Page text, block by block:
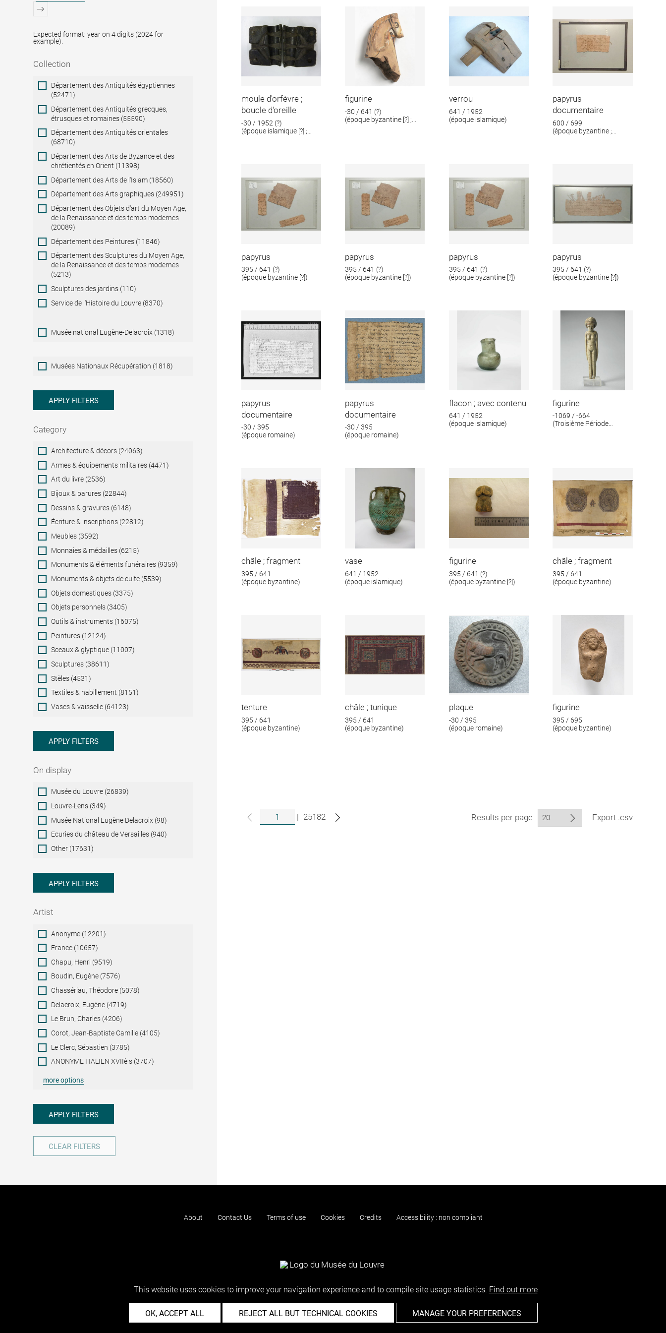
Expected format: year on 4 digits (2024 for
example).
Collection
Collection
Département des Antiquités égyptiennes
(52471)
Département des Antiquités grecques,
étrusques et romaines (55590)
Département des Antiquités orientales
(68710)
Département des Arts de Byzance et des
chrétientés en Orient (11398)
Département des Arts de l'Islam (18560)
Département des Arts graphiques (249951)
Département des Objets d'art du Moyen Age,
de la Renaissance et des temps modernes
(20089)
Département des Peintures (11846)
Département des Sculptures du Moyen Age,
de la Renaissance et des temps modernes
(5213)
Sculptures des jardins (110)
Service de l'Histoire du Louvre (8370)
Musée national Eugène-Delacroix (1318)
Musées
Nationaux
Musées Nationaux Récupération (1818)
APPLY FILTERS
Category
Category
Architecture & décors (24063)
Armes & équipements militaires (4471)
Art du livre (2536)
Bijoux & parures (22844)
Dessins & gravures (6148)
Écriture & inscriptions (22812)
Meubles (3592)
Monnaies & médailles (6215)
Monuments & éléments funéraires (9359)
Monuments & objets de culte (5539)
Objets domestiques (3375)
Objets personnels (3405)
Outils & instruments (16075)
Peintures (12124)
Sceaux & glyptique (11007)
Sculptures (38611)
Stèles (4531)
Textiles & habillement (8151)
Vases & vaisselle (64123)
APPLY FILTERS
On display
On
display
Musée du Louvre (26839)
Louvre-Lens (349)
Musée National Eugène Delacroix (98)
Ecuries du château de Versailles (940)
Other (17631)
APPLY FILTERS
Artist
ArtistAnonyme (12201)
France (10657)
Chapu, Henri (9519)
Boudin, Eugène (7576)
Chassériau, Théodore (5078)
Delacroix, Eugène (4719)
Le Brun, Charles (4206)
Corot, Jean-Baptiste Camille (4105)
Le Clerc, Sébastien (3785)
ANONYME ITALIEN XVIIè s (3707)
more options
APPLY FILTERS
CLEAR FILTERS
moule d'orfèvre ;
boucle d'oreille
-30 / 1952 (?)
(époque islamique [?] ;
figurine
-30 / 641 (?)
(époque byzantine [?] ;
verrou
641 / 1952
(époque islamique)
papyrus
documentaire
600 / 699
(époque byzantine ;
papyrus
395 / 641 (?)
(époque byzantine [?])
papyrus
395 / 641 (?)
(époque byzantine [?])
papyrus
395 / 641 (?)
(époque byzantine [?])
papyrus
395 / 641 (?)
(époque byzantine [?])
papyrus
documentaire
-30 / 395
(époque romaine)
papyrus
documentaire
-30 / 395
(époque romaine)
flacon ; avec contenu
641 / 1952
(époque islamique)
figurine
-1069 / -664
(Troisième Période
châle ; fragment
395 / 641
(époque byzantine)
vase
641 / 1952
(époque islamique)
figurine
395 / 641 (?)
(époque byzantine [?])
châle ; fragment
395 / 641
(époque byzantine)
tenture
395 / 641
(époque byzantine)
châle ; tunique
395 / 641
(époque byzantine)
plaque
-30 / 395
(époque romaine)
figurine
395 / 695
(époque byzantine)
| 25182 Results per page Export .csv
About Contact Us Terms of use Cookies Credits Accessibility : non compliant
This website uses cookies to improve your navigation experience and to compile site usage statistics. Find out more
OK, ACCEPT ALL REJECT ALL BUT TECHNICAL COOKIES MANAGE YOUR PREFERENCES